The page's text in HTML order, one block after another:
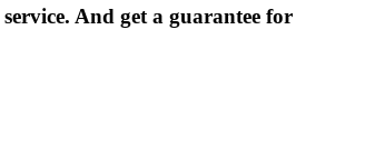
service. And geta guarantee for